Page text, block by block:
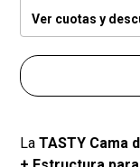
Ver cuotas y
LaTASTY Cama